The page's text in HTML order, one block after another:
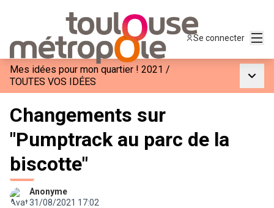
Se connecter
Mes idées pour mon quartier ! 2021 /
TOUTES VOS IDÉES
Changements sur
"Pumptrack au parc de la
biscotte"
Anonyme
31/08/2021 17:02